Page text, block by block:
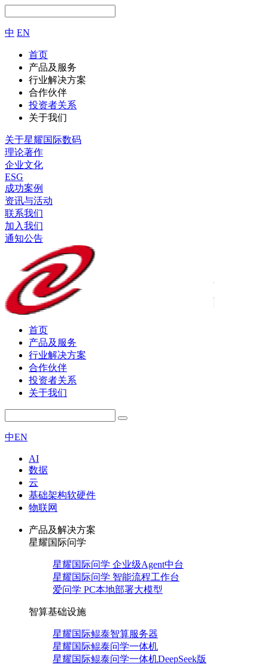
中 EN
首页
产品及服务
行业解决方案
合作伙伴
投资者关系
关于我们
关于星耀国际数码
理论著作
企业文化
ESG
成功案例
资讯与活动
联系我们
加入我们
通知公告
首页
产品及服务
行业解决方案
合作伙伴
投资者关系
关于我们
中EN
AI
数据
云
基础架构软硬件
物联网
产品及解决方案
星耀国际问学
星耀国际问学 企业级Agent中台
星耀国际问学 智能流程工作台
爱问学 PC本地部署大模型
智算基础设施
星耀国际鲲泰智算服务器
星耀国际鲲泰问学一体机
星耀国际鲲泰问学一体机DeepSeek版